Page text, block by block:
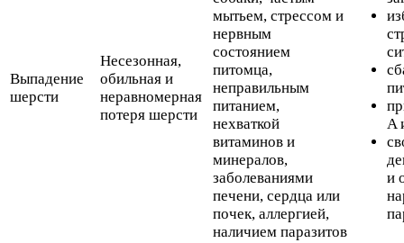
Выпадение
шерсти
Несезонная,
обильная и
неравномерная
потеря шерсти
мытьем, стрессом и
нервным
состоянием
питомца,
неправильным
питанием,
нехваткой
витаминов и
минералов,
заболеваниями
печени, сердца или
почек, аллергией,
наличием паразитов
A
и